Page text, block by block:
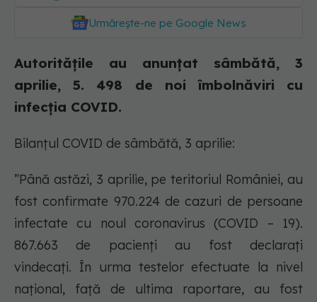
Urmărește-ne pe Google News
Autoritățile au anunțat sâmbătă, 3
aprilie, 5. 498 de noi îmbolnăviri cu
infecția COVID.
Bilanțul COVID de sâmbătă, 3 aprilie:
”Până astăzi, 3 aprilie, pe teritoriul României, au
fost confirmate 970.224 de cazuri de persoane
infectate cu noul coronavirus (COVID – 19).
867.663 de pacienți au fost declarați
vindecați. În urma testelor efectuate la nivel
național, față de ultima raportare, au fost